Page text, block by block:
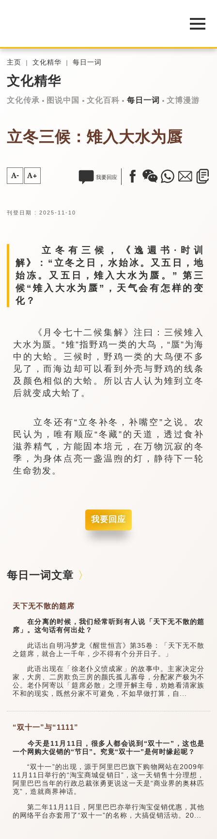
主页 文化精华 每日一词
文化精华
文化传承 图说中国 文化百科 每日一词 文博漫游
立冬三候：雉入大水为蜃
A- A+ 我要回应
刊登日期 : 2025-11-10
立冬有三候，《逸週书·时训
解》：“立冬之日，水始冰。又五日，地
始冻。又五日，雉入大水为蜃。” 第三
候“雉入大水为蜃”，天气会有怎样的变
化？
《月令七十二候集解》注曰：三候雉入
大水为蜃。“雉”指野鸡一类的大鸟，“蜃”为海
中的大蛤。三候时，野鸡一类的大鸟便不多
见了，而海边却可以看到外壳与野鸡的线条
及颜色相似的大蛤。所以古人认为雉到立冬
后就变成大蛤了。
立冬还有“立冬补冬，补嘴空”之说。农
民认为，唯有顺应“冬藏”的天道，透过食补
滋养精气，方能固本培元，在万物沉寂的冬
季，为身体点亮一盏温煦的灯，静待下一轮
生命勃发。
我要回应
每日一词文章
天下无不散的筵席
在分离的时候，我们经常听到有人说「天下无不散的筵
席」。这句话有何出处？
此话出自明冯梦龙《醒世恒言》第35卷：「天下无不散
之筵席，就合上一千年，少不得有个分开日子。」
此语出现在「徐老仆义愤成家」的故事中。主家决定分
家，大房、二房欺负三房的颜氏孤儿寡母，分配家产极为不
公。老仆阿寄以「筵席必散」之理开解主母，劝她看清家族
不和的现实，既然分家不可避免，不如早做打算，自...
“双十一”与“1111”
今天是11月11日，很多人都会说到“双十一”，这也是
一个网购大促销的“节日”。究竟“双十一”是何时缘起呢？
“双十一”的出现，源于阿里巴巴旗下购物网站在2009年
11月11日举行的“淘宝商城促销日”，这一天销售十分理想，
阿里巴巴当年的行政总裁张勇更说这一天是“商业界的奥林匹
克”，造就商界神话。
第二年11月11日，阿里巴巴亦举行淘宝促销优惠，其他
的网络平台亦套用了“双十一”的名称，大搞促销活动。20...